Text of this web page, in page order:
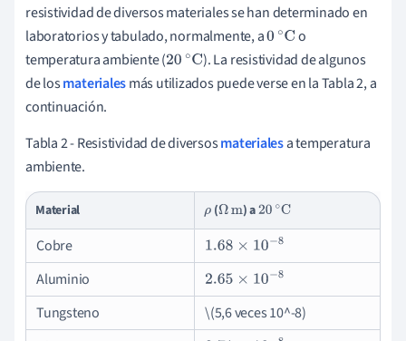
resistividad de diversos materiales se han determinado en
laboratorios y tabulado, normalmente, a0∘C o
temperatura ambiente (20∘C ).La resistividad de algunos
de losmaterialesmás utilizados puede verse en la Tabla 2, a
continuación.
Tabla 2 - Resistividad de diversosmaterialesa temperatura
ambiente.
Material ρ (Ωm ) a20∘C
Cobre 1.68× 10 −8
Aluminio
2.65× 10 −8
Tungsteno
\(5,6 veces 10^-8)